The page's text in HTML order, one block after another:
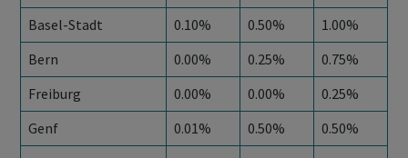
Basel-Stadt 0.10% 0.50%
1.00%
Bern
0.00% 0.25%
0.75%
Freiburg
0.00% 0.00%
0.25%
Genf
0.01% 0.50%
0.50%